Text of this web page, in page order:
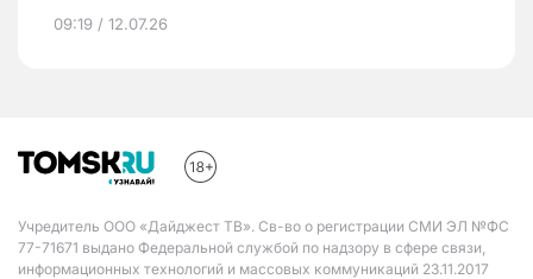
09:19 / 12.07.26
Учредитель ООО «Дайджест ТВ». Св-во о регистрации СМИ ЭЛ №ФС
77-71671 выдано Федеральной службой по надзору в сфере связи,
информационных технологий и массовых коммуникаций 23.11.2017